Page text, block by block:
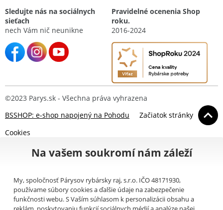
Sledujte nás na sociálnych
sieťach
nech Vám nič neunikne
Pravidelné ocenenia Shop
roku.
2016-2024
©2023 Parys.sk - Všechna práva vyhrazena
BSSHOP: e-shop napojený na Pohodu
Začiatok stránky
Cookies
Na vašem soukromí nám záleží
My, spoločnosť Párysov rybársky raj, s.r.o. IČO 48171930,
používame súbory cookies a ďalšie údaje na zabezpečenie
funkčnosti webu. S Vaším súhlasom k personalizácii obsahu a